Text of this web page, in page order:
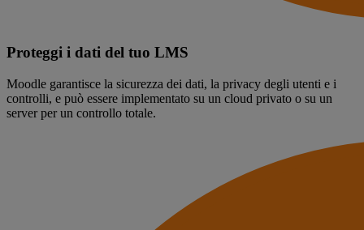
Proteggi i dati del tuo LMS
Moodle garantisce la sicurezza dei dati, la privacy degli utenti e i
controlli, e può essere implementato su un cloud privato o su un
server per un controllo totale.